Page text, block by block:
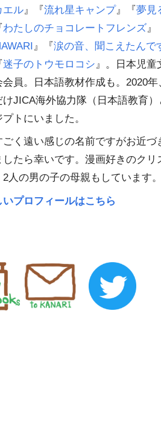
エル』『流れ星キャンプ』『夢見
わたしのチョコレートフレンズ』
』『涙の音、聞こえたんで
迷子のトウモロコシ』。日本児童
会員。日本語教材作成も。2020年
けJICA海外協力隊（日本語教育）
トにいました。
ごく遠い感じの名前ですがお近づ
したら幸いです。漫画好きのクリ
2人の男の子の母親もしています。
いプロフィールはこちら